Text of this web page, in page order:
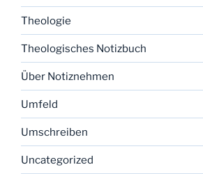
Theologie
Theologisches Notizbuch
Über Notiznehmen
Umfeld
Umschreiben
Uncategorized